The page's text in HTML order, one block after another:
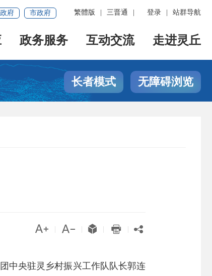
登录 站群导航
繁體版 三晋通
府 市政府
政务服务 互动交流 走进灵丘
长者模式 无障碍浏览
    
中央驻灵乡村振兴工作队队长郭连